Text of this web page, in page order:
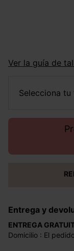
Ver la guía de
selecciona
Entrega y
ENTREGA
Domicilio : El